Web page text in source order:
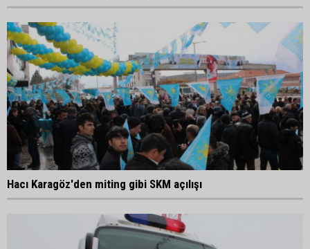
Hacı Karagöz'den miting gibi SKM açılışı